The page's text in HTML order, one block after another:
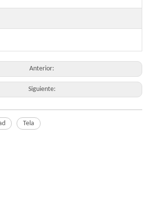
Anterior:
Siguiente:
Tela